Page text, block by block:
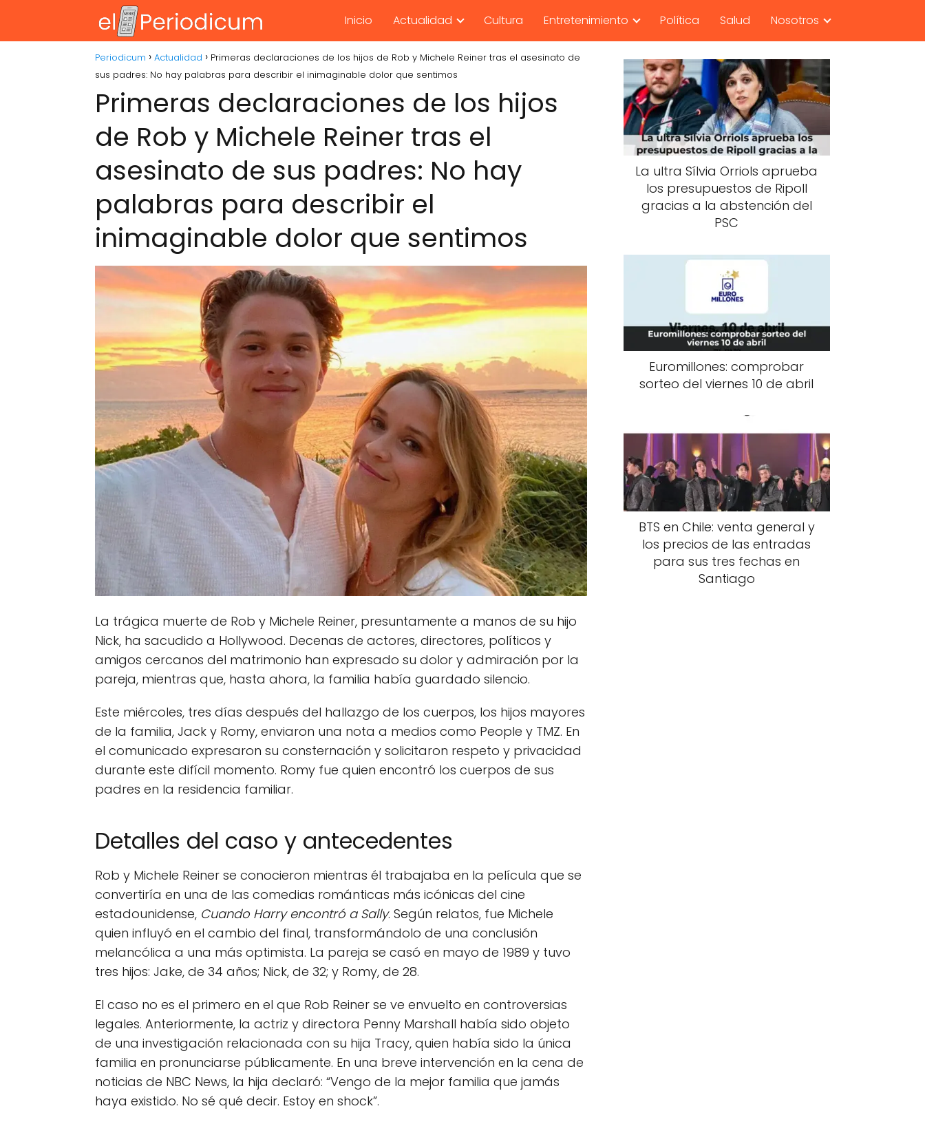
Inicio Actualidad Cultura Entretenimiento Política Salud Nosotros
Periodicum Actualidad
Primeras declaraciones de los hijos de Rob y Michele Reiner tras el asesinato de
sus padres: No hay palabras para describir el inimaginable dolor que sentimos
Primeras declaraciones de los hijos
de Rob y Michele Reiner tras el
asesinato de sus padres: No hay
palabras para describir el
inimaginable dolor que sentimos
La trágica muerte de Rob y Michele Reiner, presuntamente a manos de su hijo
Nick, ha sacudido a Hollywood. Decenas de actores, directores, políticos y
amigos cercanos del matrimonio han expresado su dolor y admiración por la
pareja, mientras que, hasta ahora, la familia había guardado silencio.
Este miércoles, tres días después del hallazgo de los cuerpos, los hijos mayores
de la familia, Jack y Romy, enviaron una nota a medios como People y TMZ. En
el comunicado expresaron su consternación y solicitaron respeto y privacidad
durante este difícil momento. Romy fue quien encontró los cuerpos de sus
padres en la residencia familiar.
Detalles del caso y antecedentes
Rob y Michele Reiner se conocieron mientras él trabajaba en la película que se
convertiría en una de las comedias románticas más icónicas del cine
estadounidense, Cuando Harry encontró a Sally. Según relatos, fue Michele
quien influyó en el cambio del final, transformándolo de una conclusión
melancólica a una más optimista. La pareja se casó en mayo de 1989 y tuvo
tres hijos: Jake, de 34 años; Nick, de 32; y Romy, de 28.
El caso no es el primero en el que Rob Reiner se ve envuelto en controversias
legales. Anteriormente, la actriz y directora Penny Marshall había sido objeto
de una investigación relacionada con su hija Tracy, quien había sido la única
familia en pronunciarse públicamente. En una breve intervención en la cena de
noticias de NBC News, la hija declaró: “Vengo de la mejor familia que jamás
haya existido. No sé qué decir. Estoy en shock”.
La ultra Sílvia Orriols aprueba
los presupuestos de Ripoll
gracias a la abstención del
PSC
Euromillones: comprobar
sorteo del viernes 10 de abril
BTS en Chile: venta general y
los precios de las entradas
para sus tres fechas en
Santiago